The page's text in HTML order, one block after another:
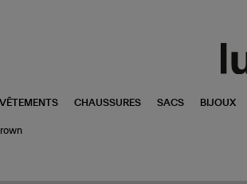
VÊTEMENTS CHAUSSURES SACS BIJOUX